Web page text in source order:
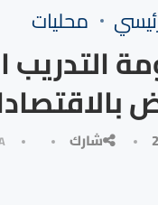
محليات
شارك